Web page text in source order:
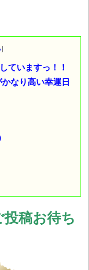
]
ていますっ！！
なり高い幸運日
稿お待ち